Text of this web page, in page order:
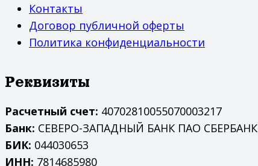
Контакты
Договор публичной оферты
Политика конфиденциальности
Реквизиты
Расчетный счет: 40702810055070003217
Банк: СЕВЕРО-ЗАПАДНЫЙ БАНК ПАО СБЕРБАНК
БИК: 044030653
ИНН: 7814685980